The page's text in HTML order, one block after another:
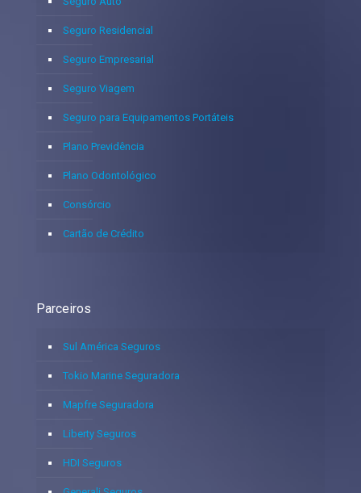
Seguro Residencial
Seguro Empresarial
Seguro Viagem
Seguro para Equipamentos Portáteis
Plano Previdência
Plano Odontológico
Consórcio
Cartão de Crédito
Parceiros
Sul América Seguros
Tokio Marine Seguradora
Mapfre Seguradora
Liberty Seguros
HDI Seguros